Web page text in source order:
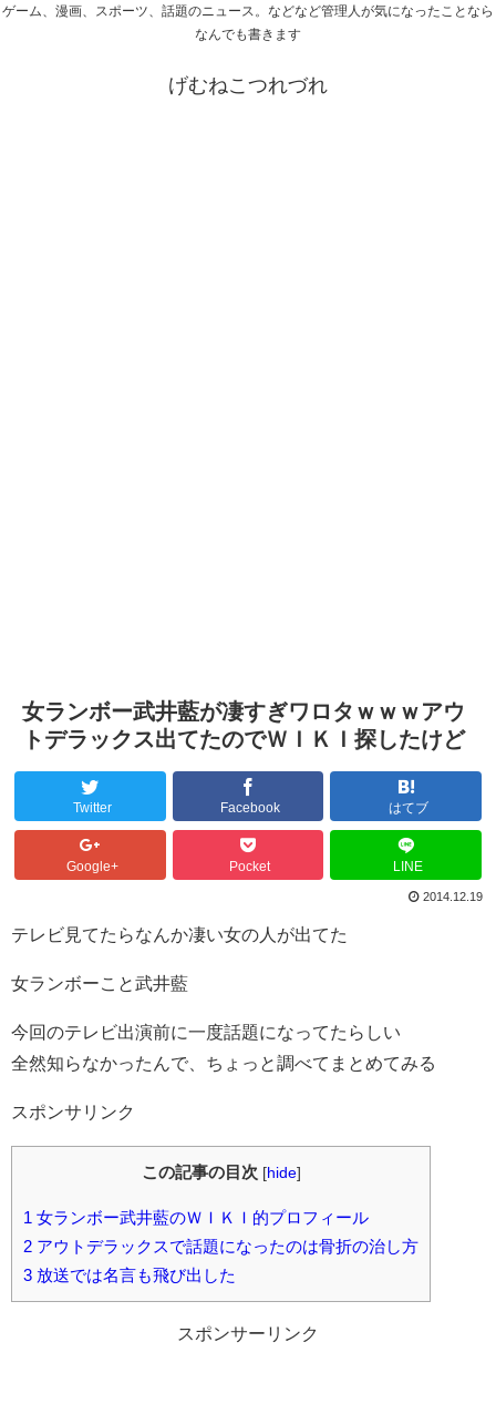
ゲーム、漫画、スポーツ、話題のニュース。などなど管理人が気になったことなら
なんでも書きます
げむねこつれづれ
女ランボー武井藍が凄すぎワロタｗｗｗアウ
トデラックス出てたのでＷＩＫＩ探したけど
Twitter Facebook はてブ
Google+ Pocket LINE
2014.12.19
テレビ見てたらなんか凄い女の人が出てた
女ランボーこと武井藍
今回のテレビ出演前に一度話題になってたらしい
全然知らなかったんで、ちょっと調べてまとめてみる
スポンサリンク
この記事の目次 [hide]
1 女ランボー武井藍のＷＩＫＩ的プロフィール
2 アウトデラックスで話題になったのは骨折の治し方
3 放送では名言も飛び出した
スポンサーリンク